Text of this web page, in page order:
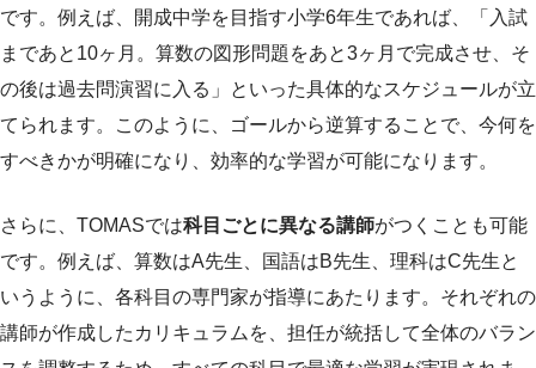
です。例えば、開成中学を目指す小学6年生であれば、「入試
まであと10ヶ月。算数の図形問題をあと3ヶ月で完成させ、そ
の後は過去問演習に入る」といった具体的なスケジュールが立
てられます。このように、ゴールから逆算することで、今何を
すべきかが明確になり、効率的な学習が可能になります。
さらに、TOMASでは科目ごとに異なる講師がつくことも可能
です。例えば、算数はA先生、国語はB先生、理科はC先生と
いうように、各科目の専門家が指導にあたります。それぞれの
講師が作成したカリキュラムを、担任が統括して全体のバラン